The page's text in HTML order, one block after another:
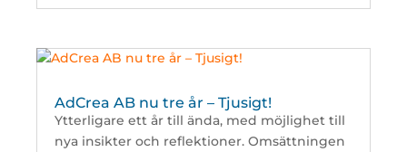
AdCrea AB nu tre år – Tjusigt!
Ytterligare ett år till ända, med möjlighet till
nya insikter och reflektioner. Omsättningen